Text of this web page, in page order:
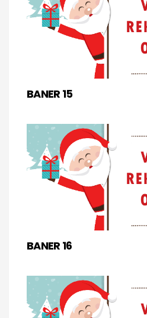
BANER 15
BANER 16